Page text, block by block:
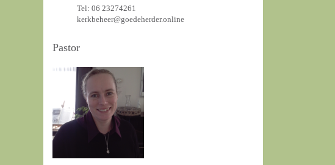
Tel: 06 23274261
kerkbeheer@goedeherder.online
Pastor